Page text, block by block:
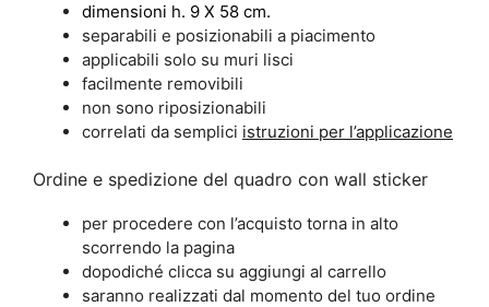
dimensioni h. 9 X 58 cm.
separabili e posizionabili a piacimento
applicabili solo su muri lisci
facilmente removibili
non sono riposizionabili
correlati da semplici istruzioni per l’applicazione
Ordine e spedizione del quadro con wall sticker
per procedere con l’acquisto torna in alto
scorrendo la pagina
dopodiché clicca su aggiungi al carrello
saranno realizzati dal momento del tuo ordine